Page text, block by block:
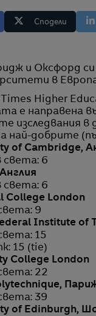
Сподели
в
Higher
е направена
изследвания
най-добрите
of Cambridge,
света: 6
света: 6
College London
9
Institute of
15
15 (tie)
College London
22
39
of Edinburgh,